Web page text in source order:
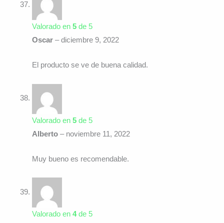
Valorado en 5de 5
Oscar – diciembre 9, 2022
El producto se ve de buena calidad.
Valorado en 5de 5
Alberto – noviembre 11, 2022
Muy bueno es recomendable.
Valorado en 4de 5